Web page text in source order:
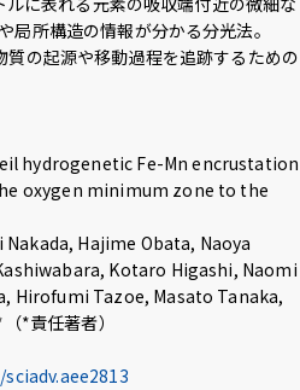
局所構造の情報が分かる分光法。
質の起源や移動過程を追跡するための
hydrogenetic Fe-Mn encrustation
oxygen minimum zone to the
Hajime Obata, Naoya
Kotaro Higashi, Naomi
Hirofumi Tazoe, Masato Tanaka,
*責任著者）